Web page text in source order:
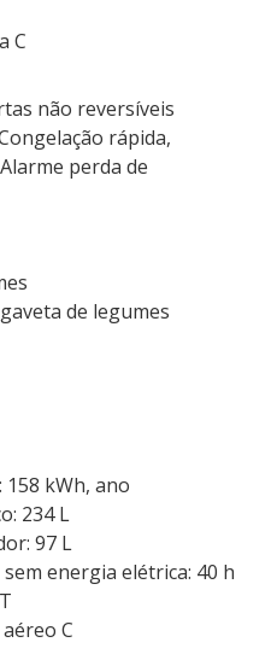
C
não reversíveis
rápida,
perda de
de legumes
kWh, ano
234 L
97 L
energia elétrica: 40 h
C